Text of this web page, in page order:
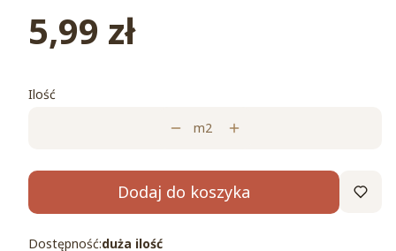
Cena
5,99 zł
Ilość
m2
Dodaj do koszyka
Dostępność:duża ilość